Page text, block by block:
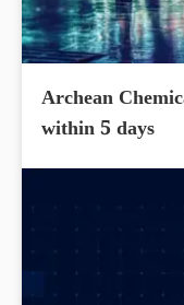
Archean
within 5 days